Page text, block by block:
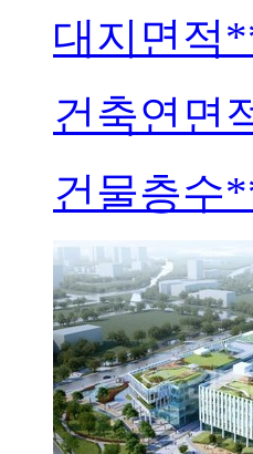
대지면적
건축연면
건물층수